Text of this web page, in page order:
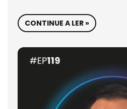
CONTINUE A LER »